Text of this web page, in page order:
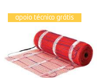
apoio técnico grátis